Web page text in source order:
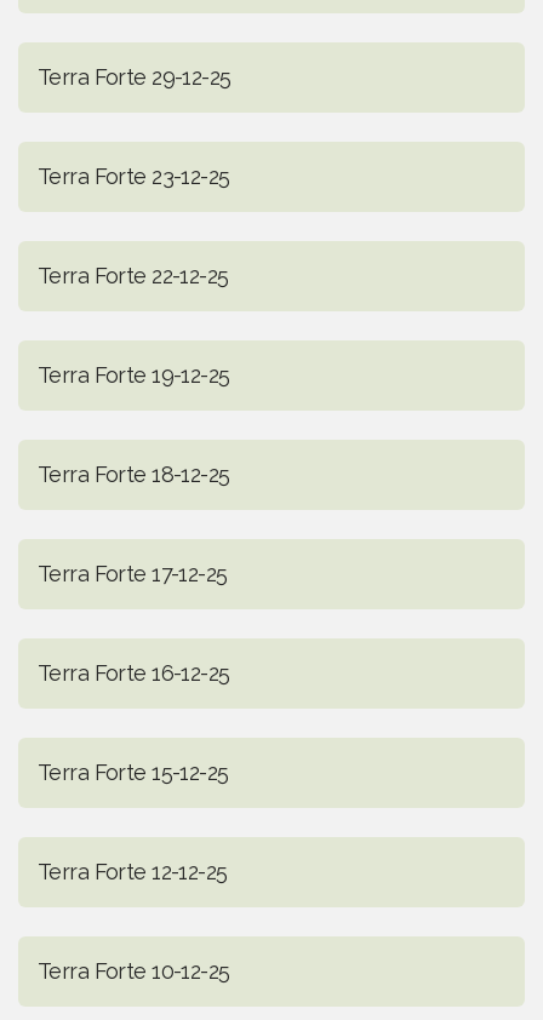
Terra Forte 29-12-25
Terra Forte 23-12-25
Terra Forte 22-12-25
Terra Forte 19-12-25
Terra Forte 18-12-25
Terra Forte 17-12-25
Terra Forte 16-12-25
Terra Forte 15-12-25
Terra Forte 12-12-25
Terra Forte 10-12-25